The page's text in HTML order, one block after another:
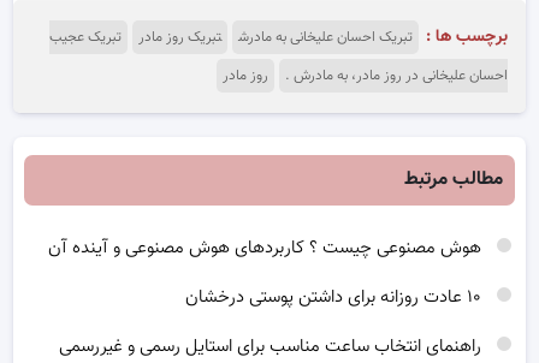
برچسب ها : تبریک احسان علیخانی به مادرش تبریک روز مادر
تبریک عجیب
احسان علیخانی در روز مادر، به مادرش .
روز مادر
مطالب مرتبط
هوش مصنوعی چیست ؟ کاربردهای هوش مصنوعی و آینده آن
راهنمای انتخاب ساعت مناسب برای استایل رسمی و غیررسمی